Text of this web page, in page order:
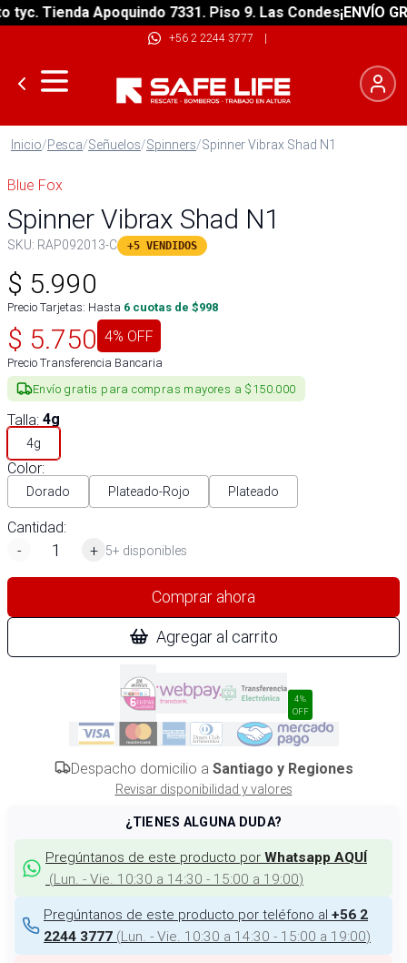
Tienda Apoquindo 7331. Piso 9. Las Condes¡ENVÍO
+56 2 2244 3777 |
Inicio/Pesca/Señuelos/Spinners/Spinner Vibrax Shad N1
Blue Fox
Spinner Vibrax Shad N1
SKU: RAP092013-C +5 VENDIDOS
$ 5.990
Precio Tarjetas: Hasta 6 cuotas de $998
$ 5.750 4% OFF
Precio Transferencia Bancaria
Envío gratis para compras mayores a $150.000
Talla: 4g
4g
Color:
Dorado Plateado-Rojo Plateado
Cantidad:
-
+ 5+ disponibles
Comprar ahora
Agregar al carrito
4%
OFF
Despacho domicilio a Santiago y Regiones
Revisar disponibilidad y valores
¿TIENES ALGUNA DUDA?
Pregúntanos de este producto por Whatsapp AQUÍ
(Lun. - Vie. 10:30 a 14:30 - 15:00 a 19:00)
Pregúntanos de este producto por teléfono al +56 2
2244 3777 (Lun. - Vie. 10:30 a 14:30 - 15:00 a 19:00)